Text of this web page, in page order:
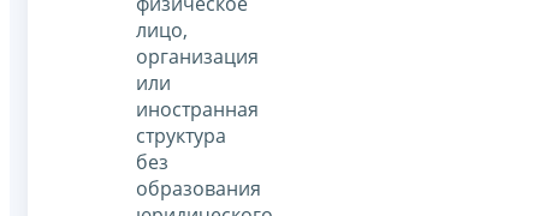
лицо,
организация
или
иностранная
структура
без
образования